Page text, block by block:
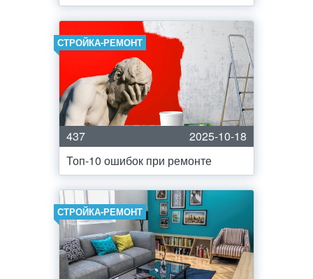
СТРОЙКА-РЕМОНТ
437
2025-10-18
Топ-10 ошибок при ремонте
СТРОЙКА-РЕМОНТ